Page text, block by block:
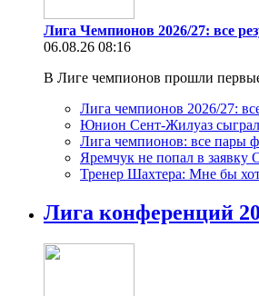
Лига Чемпионов 2026/27: все
06.08.26 08:16
В Лиге чемпионов прошли первые
Лига чемпионов 2026/27:
Юнион Сент-Жилуаз
Лига чемпионов: все пары
Яремчук не попал в заявку
Тренер Шахтера: Мне бы
Лига конференций